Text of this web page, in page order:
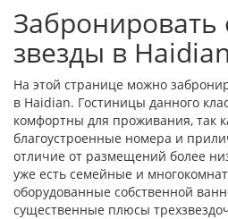
Забронировать
звезды в Haidian
На этой странице можно
в Haidian. Гостиницы данного
комфортны для проживания, так
благоустроенные номера и
отличие от размещений более
уже есть семейные и
оборудованные собственной
существенные плюсы